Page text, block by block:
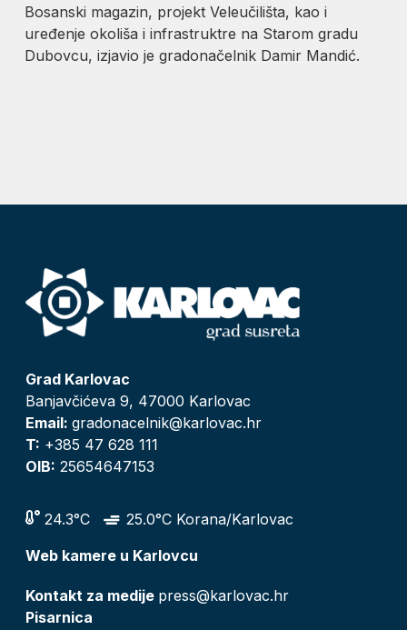
Bosanski magazin, projekt Veleučilišta, kao i
uređenje okoliša i infrastruktre na Starom gradu
Dubovcu, izjavio je gradonačelnik Damir Mandić.
Grad Karlovac
Banjavčićeva 9, 47000 Karlovac
Email: gradonacelnik@karlovac.hr
T: +385 47 628 111
OIB: 25654647153
24.3°C
25.0°C Korana/Karlovac
Web kamere u Karlovcu
Kontakt za medije press@karlovac.hr
Pisarnica